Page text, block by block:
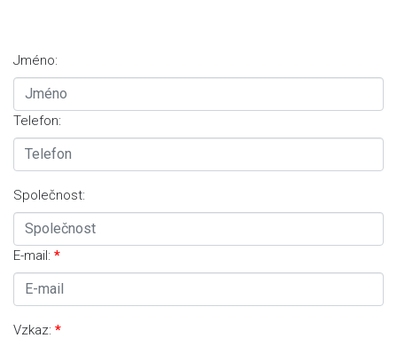
Jméno:
Telefon:
Společnost:
E-mail:
Vzkaz: